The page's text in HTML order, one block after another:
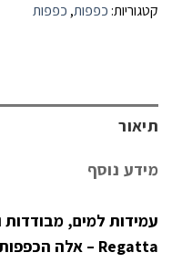
קטגוריות: כפפות, כפפות
תיאור
מידע נוסף
עמידות למים,
Regatta – אלה הכפפות לטיול הקר הבא שלך!